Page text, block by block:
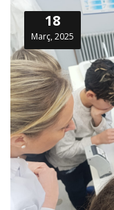
18
Març, 2025